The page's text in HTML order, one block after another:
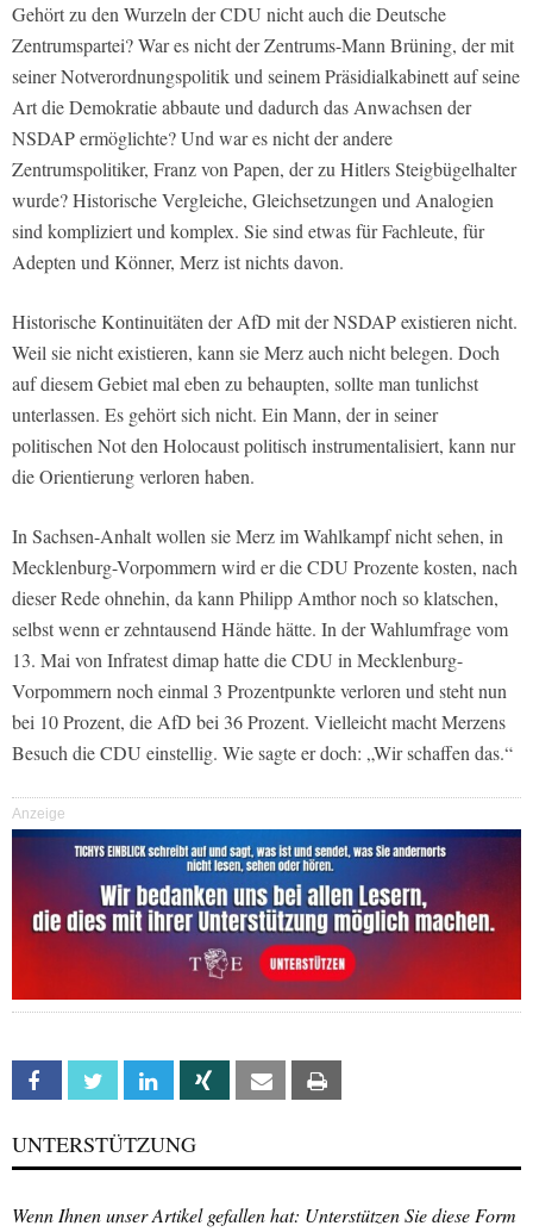
Gehört zu den Wurzeln der CDU nicht auch die Deutsche
Zentrumspartei? War es nicht der Zentrums-Mann Brüning, der mit
seiner Notverordnungspolitik und seinem Präsidialkabinett auf seine
Art die Demokratie abbaute und dadurch das Anwachsen der
NSDAP ermöglichte? Und war es nicht der andere
Zentrumspolitiker, Franz von Papen, der zu Hitlers Steigbügelhalter
wurde? Historische Vergleiche, Gleichsetzungen und Analogien
sind kompliziert und komplex. Sie sind etwas für Fachleute, für
Adepten und Könner, Merz ist nichts davon.
Historische Kontinuitäten der AfD mit der NSDAP existieren nicht.
Weil sie nicht existieren, kann sie Merz auch nicht belegen. Doch
auf diesem Gebiet mal eben zu behaupten, sollte man tunlichst
unterlassen. Es gehört sich nicht. Ein Mann, der in seiner
politischen Not den Holocaust politisch instrumentalisiert, kann nur
die Orientierung verloren haben.
In Sachsen-Anhalt wollen sie Merz im Wahlkampf nicht sehen, in
Mecklenburg-Vorpommern wird er die CDU Prozente kosten, nach
dieser Rede ohnehin, da kann Philipp Amthor noch so klatschen,
selbst wenn er zehntausend Hände hätte. In der Wahlumfrage vom
13. Mai von Infratest dimap hatte die CDU in Mecklenburg-
Vorpommern noch einmal 3 Prozentpunkte verloren und steht nun
bei 10 Prozent, die AfD bei 36 Prozent. Vielleicht macht Merzens
Besuch die CDU einstellig. Wie sagte er doch: „Wir schaffen das.“
Anzeige
Facebook Twitter Linkedin Xing Email
UNTERSTÜTZUNG
Wenn Ihnen unser Artikel gefallen hat: Unterstützen Sie diese Form